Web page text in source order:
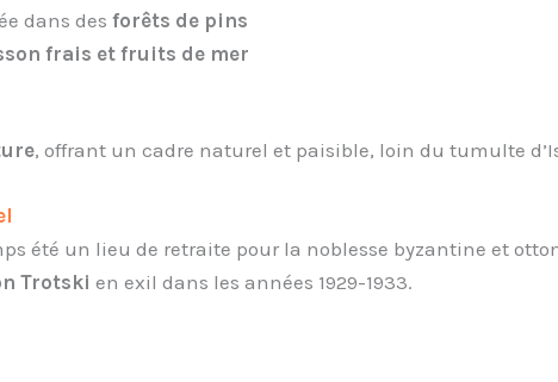
dans desforêts de pins
frais et fruits de mer
, offrant un cadre naturel et paisible, loin du tumulte
été un lieu de retraite pour la noblesse byzantine et
Trotski en exil dans les années 1929-1933.